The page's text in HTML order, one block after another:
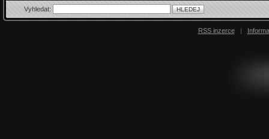
Vyhledat:
RSS inzerce |